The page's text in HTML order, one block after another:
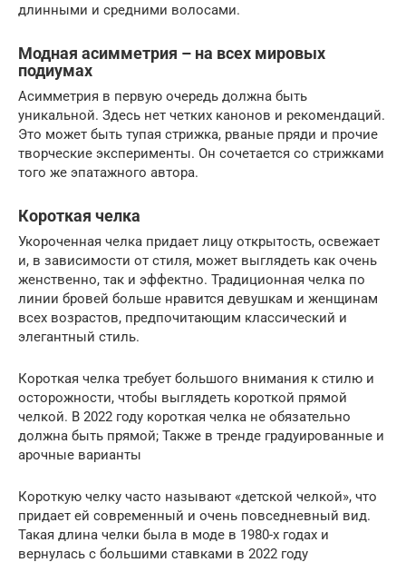
длинными и средними волосами.
Модная асимметрия – на всех мировых
подиумах
Асимметрия в первую очередь должна быть
уникальной. Здесь нет четких канонов и рекомендаций.
Это может быть тупая стрижка, рваные пряди и прочие
творческие эксперименты. Он сочетается со стрижками
того же эпатажного автора.
Короткая челка
Укороченная челка придает лицу открытость, освежает
и, в зависимости от стиля, может выглядеть как очень
женственно, так и эффектно. Традиционная челка по
линии бровей больше нравится девушкам и женщинам
всех возрастов, предпочитающим классический и
элегантный стиль.
Короткая челка требует большого внимания к стилю и
осторожности, чтобы выглядеть короткой прямой
челкой. В 2022 году короткая челка не обязательно
должна быть прямой; Также в тренде градуированные и
арочные варианты
Короткую челку часто называют «детской челкой», что
придает ей современный и очень повседневный вид.
Такая длина челки была в моде в 1980-х годах и
вернулась с большими ставками в 2022 году